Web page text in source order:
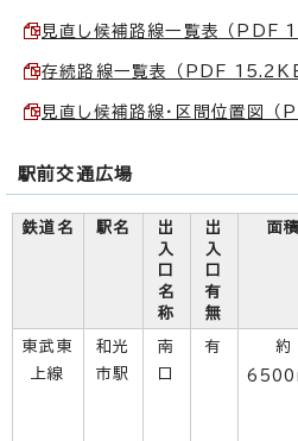
見直し候補路線一覧表 （PDF
存続路線一覧表 （PDF 15.2KB
見直し候補路線・区間位置図
駅前交通広場
鉄道名 駅名
出
入
口
名
称
出
入
口
有
無
面積
東武東
上線
和光
市駅
南
口
有
約